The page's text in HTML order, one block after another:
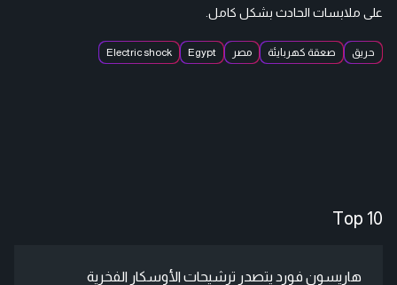
على ملابسات الحادث بشكل كامل.
حريق صعقة كهربايئة مصر Egypt
Electric shock
Top 10
هاريسون فورد يتصدر ترشيحات الأوسكار الفخرية